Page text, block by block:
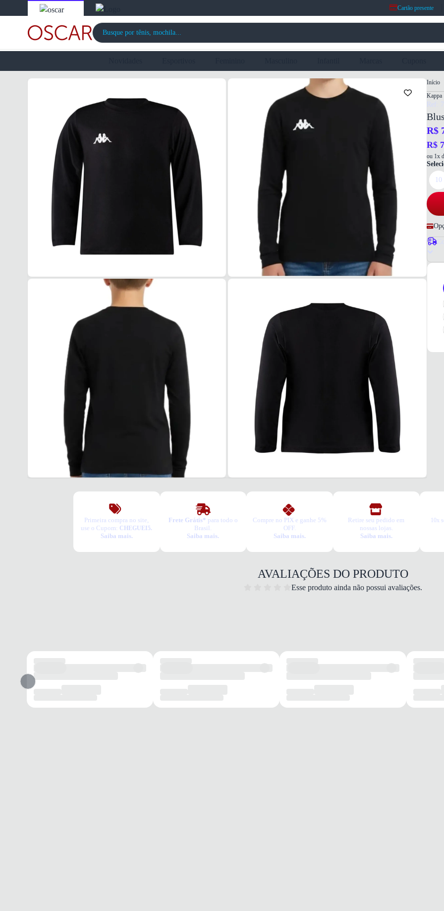
Cartão presente
Início
Kappa
Ref:
R$
R$
ou 1x
10
Primeira compra no site,
use o Cupom: CHEGUEI5.
Saiba mais.
Frete Grátis* para todo o
Brasil.
Saiba mais.
Compre no PIX e ganhe 5%
OFF.
Saiba mais.
Retire seu pedido em
nossas lojas.
Saiba mais.
10x
AVALIAÇÕES DO PRODUTO
Esse produto ainda não possui avaliações.